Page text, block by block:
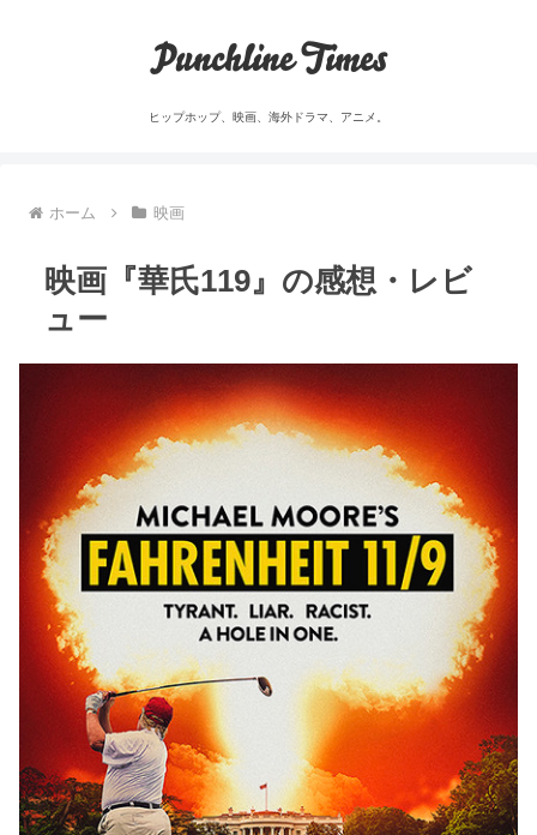
Punchline Times
ヒップホップ、映画、海外ドラマ、アニメ。
ホーム 映画
映画『華氏119』の感想・レビ
ュー